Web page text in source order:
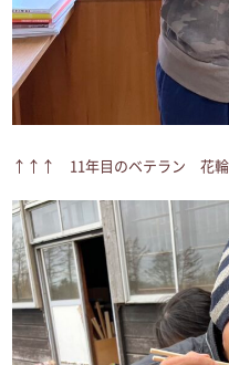
↑↑↑ 11年目のベテラン 花輪